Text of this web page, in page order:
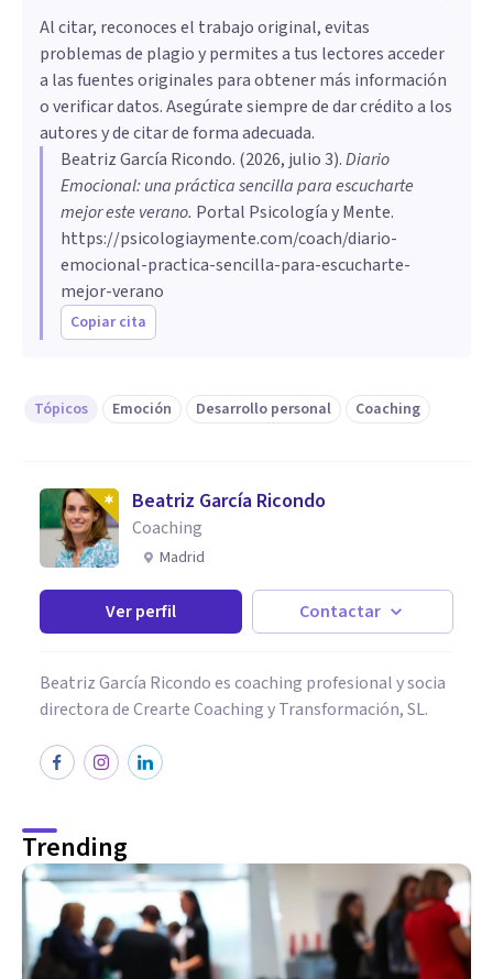
Al citar, reconoces el trabajo original, evitas
problemas de plagio y permites a tus lectores acceder
a las fuentes originales para obtener más información
o verificar datos. Asegúrate siempre de dar crédito a los
autores y de citar de forma adecuada.
Beatriz García Ricondo. (2026, julio 3).Diario
Emocional: una práctica sencilla para escucharte
mejor este verano. Portal Psicología y Mente.
https://psicologiaymente.com/coach/diario-
emocional-practica-sencilla-para-escucharte-
mejor-verano
Copiar cita
Tópicos Emoción Desarrollo personal Coaching
Beatriz García Ricondo
Coaching
Madrid
Ver perfil Contactar
Beatriz García Ricondo es coaching profesional y socia
directora de Crearte Coaching y Transformación, SL.
Trending